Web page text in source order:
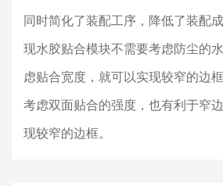
同时简化了装配工序，降低了装配
现水胶贴合模块不需要考虑防尘的
虑贴合宽度，就可以实现较窄的边
考虑双面贴合的强度，也有利于窄
现较窄的边框。